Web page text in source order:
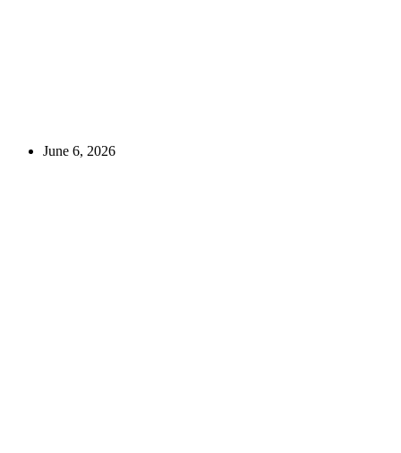
June 6, 2026